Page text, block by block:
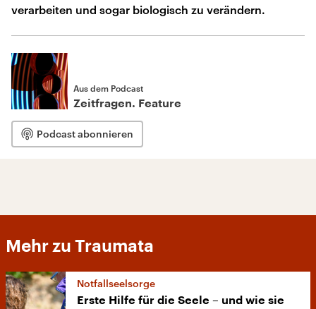
verarbeiten und sogar biologisch zu verändern.
Aus dem Podcast
Zeitfragen. Feature
Podcast abonnieren
Mehr zu Traumata
Notfallseelsorge
Erste Hilfe für die Seele – und wie sie